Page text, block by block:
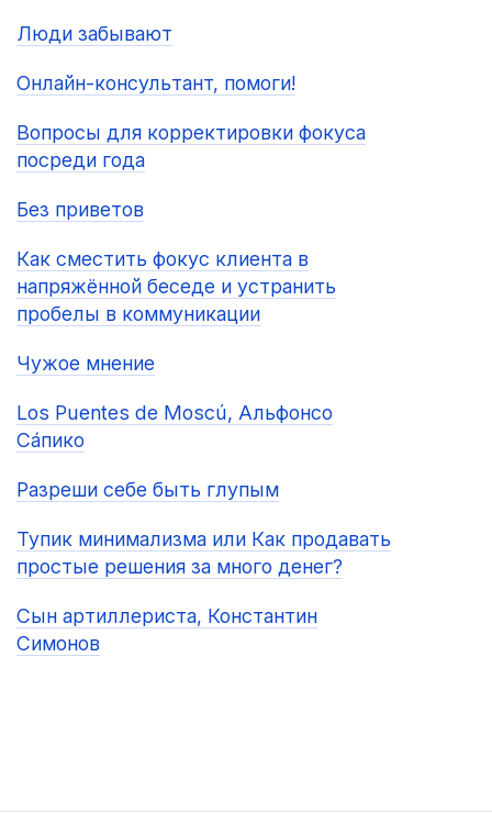
Люди забывают
Онлайн-консультант, помоги!
Вопросы для корректировки фокуса
посреди года
Без приветов
Как сместить фокус клиента в
напряжённой беседе и устранить
пробелы в коммуникации
Чужое мнение
Los Puentes de Moscú, Альфонсо
Са́пико
Разреши себе быть глупым
Тупик минимализма или Как продавать
простые решения за много денег?
Сын артиллериста, Константин
Симонов